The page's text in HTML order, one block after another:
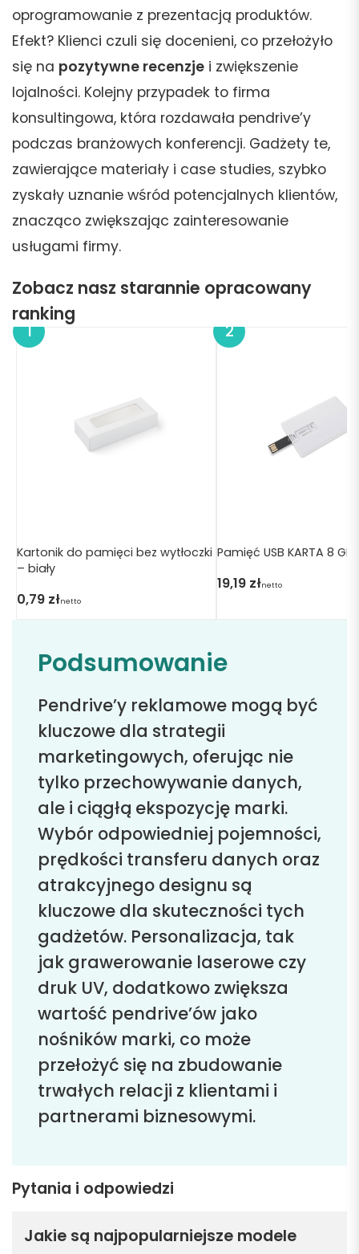
oprogramowanie z prezentacją produktów.
Efekt? Klienci czuli się docenieni, co przełożyło
się na pozytywne recenzje i zwiększenie
lojalności. Kolejny przypadek to firma
konsultingowa, która rozdawała pendrive’y
podczas branżowych konferencji. Gadżety te,
zawierające materiały i case studies, szybko
zyskały uznanie wśród potencjalnych klientów,
znacząco zwiększając zainteresowanie
usługami firmy.
Zobacz nasz starannie opracowany
ranking
Kartonik do pamięci bez wytłoczki
– biały
0,79 złnetto
Pamięć USB KARTA 8 GB
19,19 złnetto
Podsumowanie
Pendrive’y reklamowe mogą być
kluczowe dla strategii
marketingowych, oferując nie
tylko przechowywanie danych,
ale i ciągłą ekspozycję marki.
Wybór odpowiedniej pojemności,
prędkości transferu danych oraz
atrakcyjnego designu są
kluczowe dla skuteczności tych
gadżetów. Personalizacja, tak
jak grawerowanie laserowe czy
druk UV, dodatkowo zwiększa
wartość pendrive’ów jako
nośników marki, co może
przełożyć się na zbudowanie
trwałych relacji z klientami i
partnerami biznesowymi.
Pytania i odpowiedzi
Jakie są najpopularniejsze modele